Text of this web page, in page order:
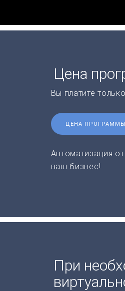
Цена
Вы платите
ЦЕНА ПРОГРАММЫ
Автоматизация
ваш бизнес!
При